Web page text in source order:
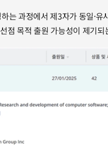
는 과정에서 제3자가 동일·유
점 목적 출원 가능성이 제기되